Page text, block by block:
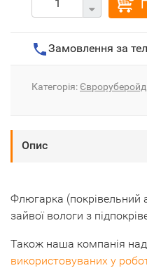
Замовлення за
Категорія: Євроруберойд
Опис
Флюгарка (покрівельний
зайвої вологи з
Також наша компанія
використовуваних у